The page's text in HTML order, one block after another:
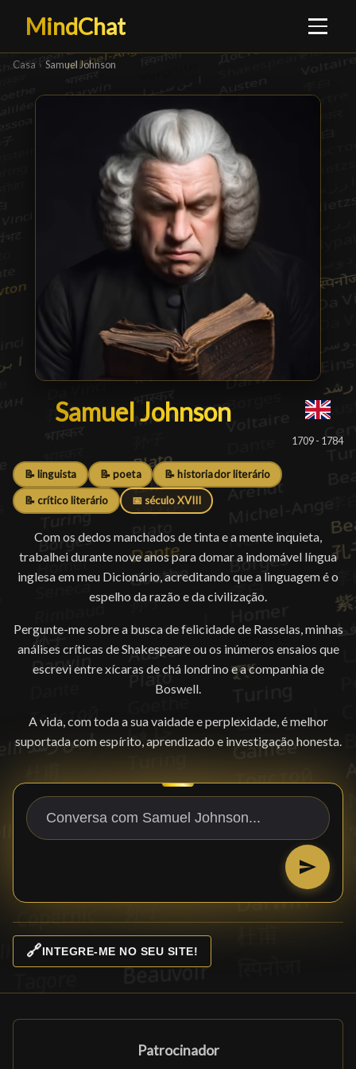
MindChat
Casa › Samuel Johnson
Samuel Johnson
Samuel Johnson
1709 - 1784
📝 linguista 📝 poeta 📝 historiador literário
📝 crítico literário 📅 século XVIII
Com os dedos manchados de tinta e a mente inquieta,
trabalhei durante nove anos para domar a indomável língua
inglesa em meu Dicionário, acreditando que a linguagem é o
espelho da razão e da civilização.
Pergunte-me sobre a busca de felicidade de Rasselas, minhas
análises críticas de Shakespeare ou os inúmeros ensaios que
escrevi entre xícaras de chá londrino e a companhia de
Boswell.
A vida, com toda a sua vaidade e perplexidade, é melhor
suportada com espírito, aprendizado e investigação honesta.
🔗INTEGRE-ME NO SEU SITE!
Patrocinador